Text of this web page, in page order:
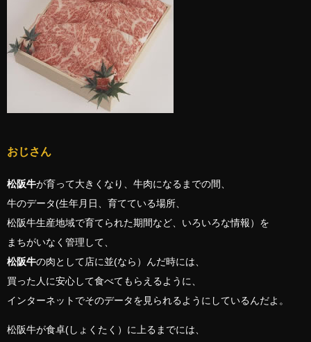
おじさん
松阪牛が育って大きくなり、牛肉になるまでの間、
牛のデータ(生年月日、育てている場所、
松阪牛生産地域で育てられた期間など、いろいろな情報）を
まちがいなく管理して、
松阪牛の肉として店に並(なら）んだ時には、
買った人に安心して食べてもらえるように、
インターネットでそのデータを見られるようにしているんだよ。
松阪牛が食卓(しょくたく）に上るまでには、